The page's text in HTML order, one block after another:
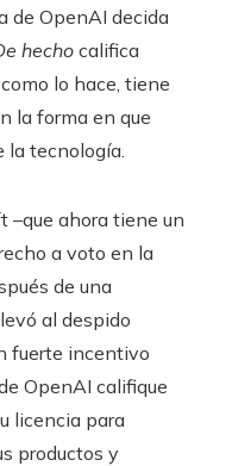
de OpenAI decida
hechocalifica
lo hace, tiene
la forma en que
la tecnología.
–que ahora tiene un
a voto en la
de una
al despido
fuerte incentivo
OpenAI califique
licencia para
productos y